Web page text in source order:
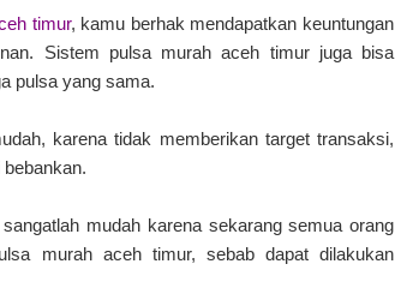
timur, kamu berhak mendapatkan keuntungan
Sistem pulsa murah aceh timur juga bisa
pulsa yang sama.
karena tidak memberikan target transaksi,
mudah karena sekarang semua orang
murah aceh timur, sebab dapat dilakukan